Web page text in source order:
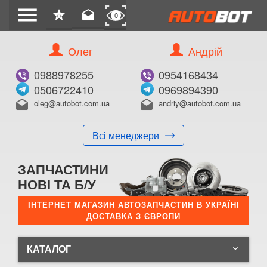
menu star
0 drafts 0
Олег
0988978255
0506722410
drafts oleg@autobot.com.ua
Всі менеджери
Андрій
0954168434
0969894390
drafts andriy@autobot.com.ua
ЗАПЧАСТИНИ
НОВІ ТА Б/У
ІНТЕРНЕТ МАГАЗИН АВТОЗАПЧАСТИН В УКРАЇНІ
ДОСТАВКА З ЄВРОПИ
КАТАЛОГ keyboard_arrow_down